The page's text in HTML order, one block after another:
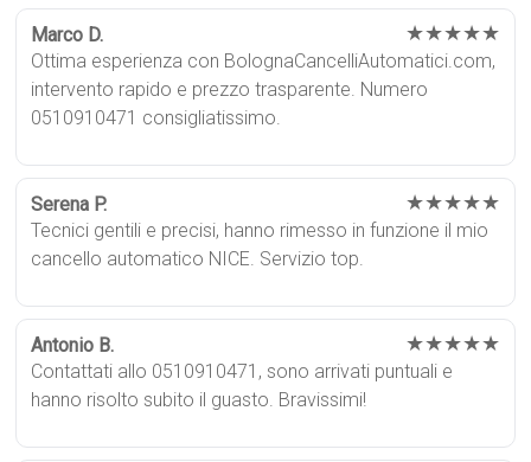
Marco D. ★★★★★
Ottima esperienza con BolognaCancelliAutomatici.com,
intervento rapido e prezzo trasparente. Numero
0510910471 consigliatissimo.
Serena P. ★★★★★
Tecnici gentili e precisi, hanno rimesso in funzione il mio
cancello automatico NICE. Servizio top.
Antonio B. ★★★★★
Contattati allo 0510910471, sono arrivati puntuali e
hanno risolto subito il guasto. Bravissimi!